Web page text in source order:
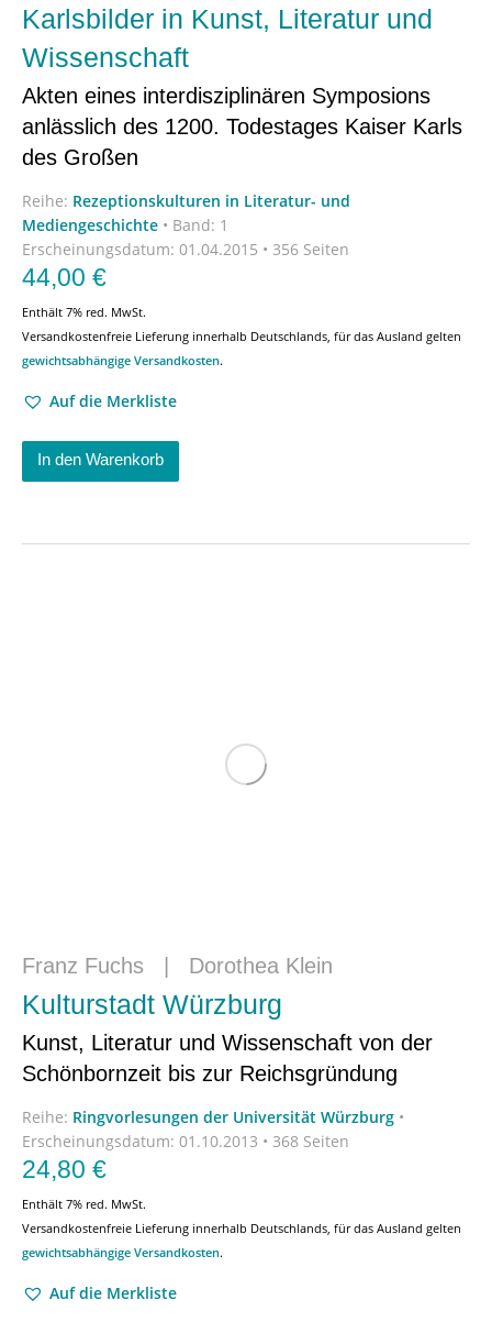
Karlsbilder in Kunst, Literatur und
Wissenschaft
Akten eines interdisziplinären Symposions
anlässlich des 1200. Todestages Kaiser Karls
des Großen
Reihe: Rezeptionskulturen in Literatur- und
Mediengeschichte • Band: 1
Erscheinungsdatum: 01.04.2015 • 356 Seiten
44,00 €
Enthält 7% red. MwSt.
Versandkostenfreie Lieferung innerhalb Deutschlands, für das Ausland gelten
gewichtsabhängige Versandkosten.
Auf die Merkliste
In den Warenkorb
Franz Fuchs Dorothea Klein
Kulturstadt Würzburg
Kunst, Literatur und Wissenschaft von der
Schönbornzeit bis zur Reichsgründung
Reihe: Ringvorlesungen der Universität Würzburg •
Erscheinungsdatum: 01.10.2013 • 368 Seiten
24,80 €
Enthält 7% red. MwSt.
Versandkostenfreie Lieferung innerhalb Deutschlands, für das Ausland gelten
gewichtsabhängige Versandkosten.
Auf die Merkliste